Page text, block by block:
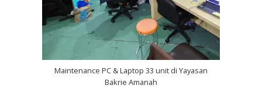
Maintenance PC & Laptop 33 unit di Yayasan
Bakrie Amanah